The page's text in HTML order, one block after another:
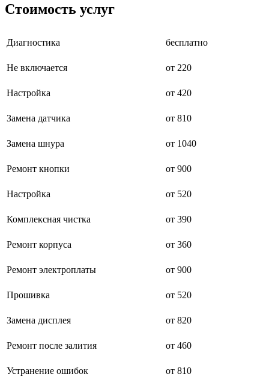
блоков коммутации
блоков охлаждения
блоков управления
брошюраторов
буклетмейкеров
cd ресиверов
чаеварок
чиллеров
дарсонвалей
датчиков качества воздуха
депиляторов
держателей с беспроводной зарядкой
детекторов проводки
Стоимость услуг
Диагностика бесплатно
Не включается от 220
Настройка от 420
Замена датчика от 810
Замена шнура от 1040
Ремонт кнопки от 900
Настройка от 520
Комплексная чистка от 390
Ремонт корпуса от 360
Ремонт электроплаты от 900
Прошивка от 520
Замена дисплея от 820
Ремонт после залития от 460
Устранение ошибок от 810